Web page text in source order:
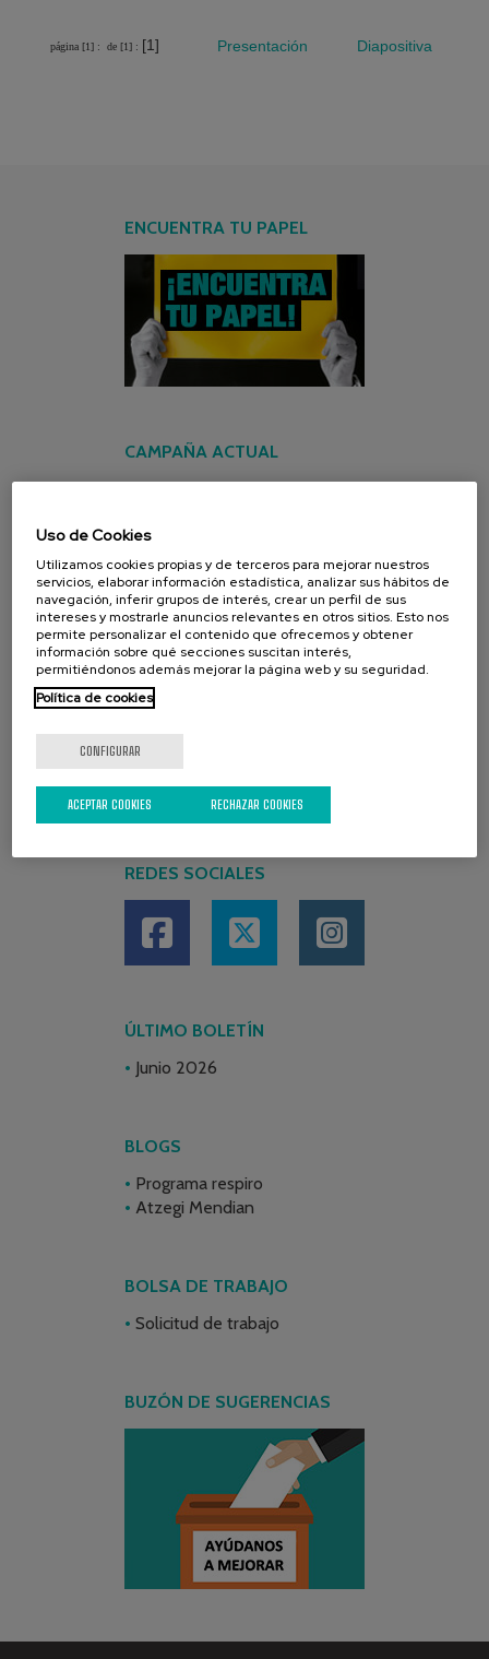
página [1] : de [1] : [1] Presentación Diapositiva
ENCUENTRA TU PAPEL
CAMPAÑA ACTUAL
REDES SOCIALES
ÚLTIMO BOLETÍN
Junio 2026
BLOGS
Programa respiro
Atzegi Mendian
BOLSA DE TRABAJO
Solicitud de trabajo
BUZÓN DE SUGERENCIAS
Uso de Cookies
Utilizamos cookies propias y de terceros para mejorar nuestros
servicios, elaborar información estadística, analizar sus hábitos de
navegación, inferir grupos de interés, crear un perfil de sus
intereses y mostrarle anuncios relevantes en otros sitios. Esto nos
permite personalizar el contenido que ofrecemos y obtener
información sobre qué secciones suscitan interés,
permitiéndonos además mejorar la página web y su seguridad.
Política de cookies
CONFIGURAR
RECHAZAR COOKIES
ACEPTAR COOKIES